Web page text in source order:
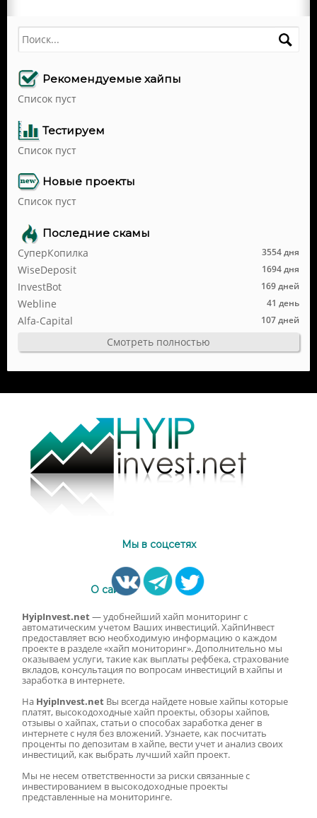
Поиск
Рекомендуемые хайпы
Список пуст
Тестируем
Список пуст
Новые проекты
Список пуст
Последние скамы
3554 дня
СуперКопилка
1694 дня
WiseDeposit
169 дней
InvestBot
41 день
Webline
107 дней
Alfa-Capital
Смотреть полностью
Мы в соцсетях
О сайте
HyipInvest.net— удобнейший хайп мониторинг с
автоматическим учетом Ваших инвестиций. ХайпИнвест
предоставляет всю необходимую информацию о каждом
проекте в разделе «хайп мониторинг». Дополнительно мы
оказываем услуги, такие как выплаты рефбека, страхование
вкладов, консультация по вопросам инвестиций в хайпы и
заработка в интернете.
На HyipInvest.net Вы всегда найдете новые хайпы которые
платят, высокодоходные хайп проекты, обзоры хайпов,
отзывы о хайпах, статьи о способах заработка денег в
интернете с нуля без вложений. Узнаете, как посчитать
проценты по депозитам в хайпе, вести учет и анализ своих
инвестиций, как выбрать лучший хайп проект.
Мы не несем ответственности за риски связанные с
инвестированием в высокодоходные проекты
представленные на мониторинге.